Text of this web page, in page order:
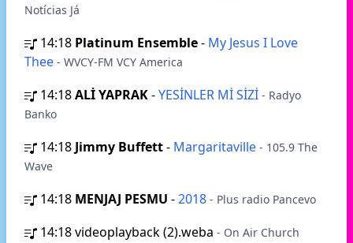
Notícias Já
14:18 Platinum Ensemble- My Jesus I Love
Thee - WVCY-FM VCY America
14:18ALİ YAPRAK-YESİNLER Mİ SİZİ - Radyo
Banko
14:18 Jimmy Buffett- Margaritaville - 105.9 The
Wave
14:18 MENJAJ PESMU -2018 - Plus radio Pancevo
14:18videoplayback (2).weba - On Air Church